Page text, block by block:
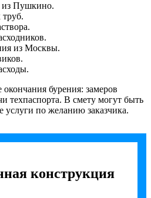
из Пушкино.
из Москвы.
бурения: замеров
техпаспорта. В смету могут быть
по желанию заказчика.
конструкция